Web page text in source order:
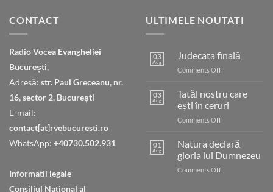
CONTACT
Radio Vocea Evangheliei
București,
Adresă: str. Paul Greceanu, nr.
16, sector 2, București
E-mail:
contact[at]rvebucuresti.ro
WhatsApp: +40730.502.931
Informatii legale
Consiliul Naţional al
ULTIMELE NOUTATI
03
Aug
Judecata finală
Comments Offon
03
Aug
Tatăl nostru care
ești în ceruri
Comments Offon
nostru
care
ești
în
01
Aug
Natura declară
gloria lui Dumnezeu
Comments Offon